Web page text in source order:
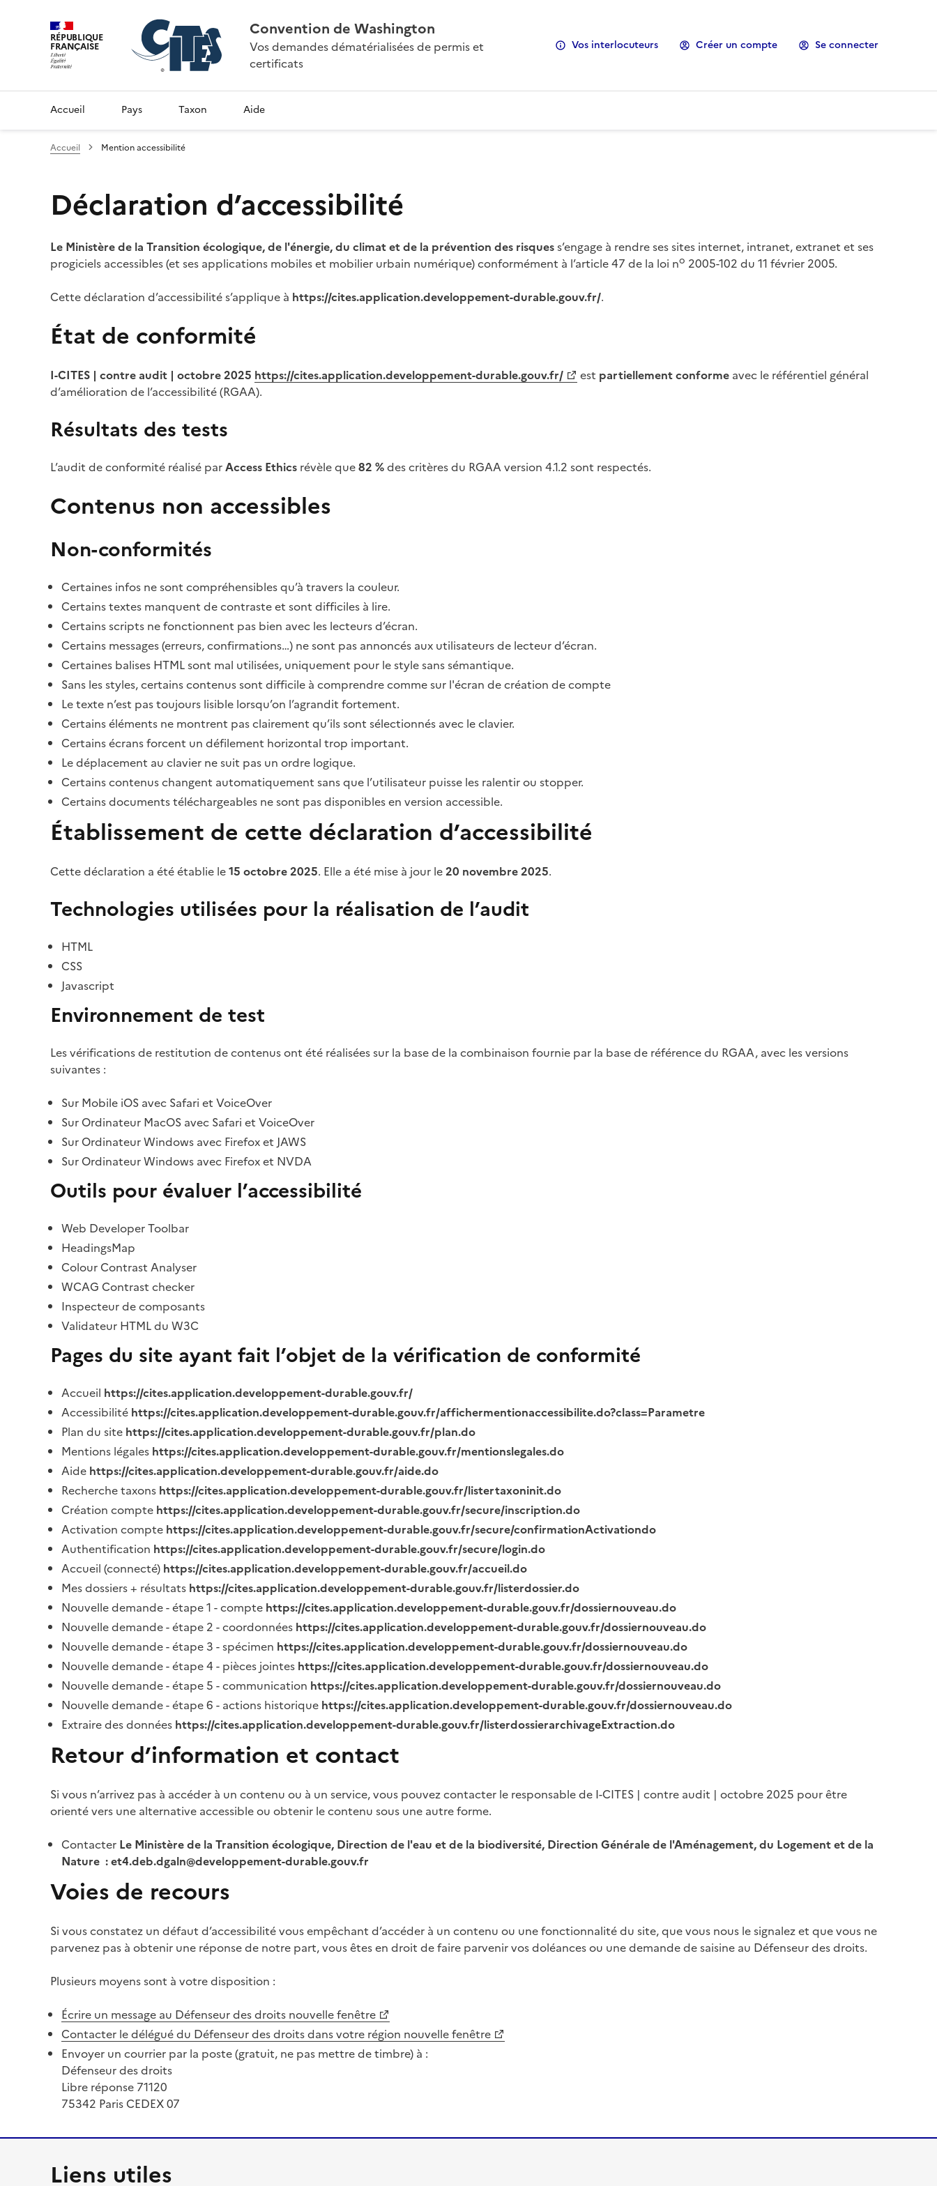
RÉPUBLIQUE
FRANÇAISE
Convention de Washington
Vos demandes dématérialisées de permis et
certificats
Vos interlocuteurs Créer un compte Se connecter
Accueil Pays Taxon Aide
Accueil Mention accessibilité
Déclaration d’accessibilité
Le Ministère de la Transition écologique, de l'énergie, du climat et de la prévention des risquess’engage à rendre ses sites internet, intranet, extranet et ses
progiciels accessibles (et ses applications mobiles et mobilier urbain numérique) conformément à l’article 47 de la loi no 2005-102 du 11 février 2005.
Cette déclaration d’accessibilité s’applique à https://cites.application.developpement-durable.gouv.fr/.
État de conformité
I-CITES | contre audit | octobre 2025 https://cites.application.developpement-durable.gouv.fr/ est partiellement conforme avec le référentiel général
d’amélioration de l’accessibilité (RGAA).
Résultats des tests
L’audit de conformité réalisé parAccess Ethics révèle que82 %des critères du RGAA version 4.1.2 sont respectés.
Contenus non accessibles
Non-conformités
Certaines infos ne sont compréhensibles qu’à travers la couleur.
Certains textes manquent de contraste et sont difficiles à lire.
Certains scripts ne fonctionnent pas bien avec les lecteurs d’écran.
Certains messages (erreurs, confirmations…) ne sont pas annoncés aux utilisateurs de lecteur d’écran.
Certaines balises HTML sont mal utilisées, uniquement pour le style sans sémantique.
Sans les styles, certains contenus sont difficile à comprendre comme sur l'écran de création de compte
Le texte n’est pas toujours lisible lorsqu’on l’agrandit fortement.
Certains éléments ne montrent pas clairement qu’ils sont sélectionnés avec le clavier.
Certains écrans forcent un défilement horizontal trop important.
Le déplacement au clavier ne suit pas un ordre logique.
Certains contenus changent automatiquement sans que l’utilisateur puisse les ralentir ou stopper.
Certains documents téléchargeables ne sont pas disponibles en version accessible.
Établissement de cette déclaration d’accessibilité
Cette déclaration a été établie le15 octobre 2025. Elle a été mise à jour le20 novembre 2025.
Technologies utilisées pour la réalisation de l’audit
HTML
CSS
Javascript
Environnement de test
Les vérifications de restitution de contenus ont été réalisées sur la base de la combinaison fournie par la base de référence du RGAA, avec les versions
suivantes :
Sur Mobile iOS avec Safari et VoiceOver
Sur Ordinateur MacOS avec Safari et VoiceOver
Sur Ordinateur Windows avec Firefox et JAWS
Sur Ordinateur Windows avec Firefox et NVDA
Outils pour évaluer l’accessibilité
Web Developer Toolbar
HeadingsMap
Colour Contrast Analyser
WCAG Contrast checker
Inspecteur de composants
Validateur HTML du W3C
Pages du site ayant fait l’objet de la vérification de conformité
Accueil https://cites.application.developpement-durable.gouv.fr/
Accessibilité https://cites.application.developpement-durable.gouv.fr/affichermentionaccessibilite.do?class=Parametre
Plan du site https://cites.application.developpement-durable.gouv.fr/plan.do
Mentions légales https://cites.application.developpement-durable.gouv.fr/mentionslegales.do
Aide https://cites.application.developpement-durable.gouv.fr/aide.do
Recherche taxons https://cites.application.developpement-durable.gouv.fr/listertaxoninit.do
Création compte https://cites.application.developpement-durable.gouv.fr/secure/inscription.do
Activation compte https://cites.application.developpement-durable.gouv.fr/secure/confirmationActivationdo
Authentification https://cites.application.developpement-durable.gouv.fr/secure/login.do
Accueil (connecté) https://cites.application.developpement-durable.gouv.fr/accueil.do
Mes dossiers + résultats https://cites.application.developpement-durable.gouv.fr/listerdossier.do
Nouvelle demande - étape 1 - compte https://cites.application.developpement-durable.gouv.fr/dossiernouveau.do
Nouvelle demande - étape 2 - coordonnées https://cites.application.developpement-durable.gouv.fr/dossiernouveau.do
Nouvelle demande - étape 3 - spécimen https://cites.application.developpement-durable.gouv.fr/dossiernouveau.do
Nouvelle demande - étape 4 - pièces jointes https://cites.application.developpement-durable.gouv.fr/dossiernouveau.do
Nouvelle demande - étape 5 - communication https://cites.application.developpement-durable.gouv.fr/dossiernouveau.do
Nouvelle demande - étape 6 - actions historique https://cites.application.developpement-durable.gouv.fr/dossiernouveau.do
Extraire des données https://cites.application.developpement-durable.gouv.fr/listerdossierarchivageExtraction.do
Retour d’information et contact
Si vous n’arrivez pas à accéder à un contenu ou à un service, vous pouvez contacter le responsable de I-CITES | contre audit | octobre 2025 pour être
orienté vers une alternative accessible ou obtenir le contenu sous une autre forme.
Contacter Le Ministère de la Transition écologique, Direction de l'eau et de la biodiversité, Direction Générale de l'Aménagement, du Logement et de la
Nature : et4.deb.dgaln@developpement-durable.gouv.fr
Voies de recours
Si vous constatez un défaut d’accessibilité vous empêchant d’accéder à un contenu ou une fonctionnalité du site, que vous nous le signalez et que vous ne
parvenez pas à obtenir une réponse de notre part, vous êtes en droit de faire parvenir vos doléances ou une demande de saisine au Défenseur des droits.
Plusieurs moyens sont à votre disposition :
Écrire un message au Défenseur des droits nouvelle fenêtre
Contacter le délégué du Défenseur des droits dans votre région nouvelle fenêtre
Envoyer un courrier par la poste (gratuit, ne pas mettre de timbre) à :
Défenseur des droits
Libre réponse 71120
75342 Paris CEDEX 07
Liens utiles